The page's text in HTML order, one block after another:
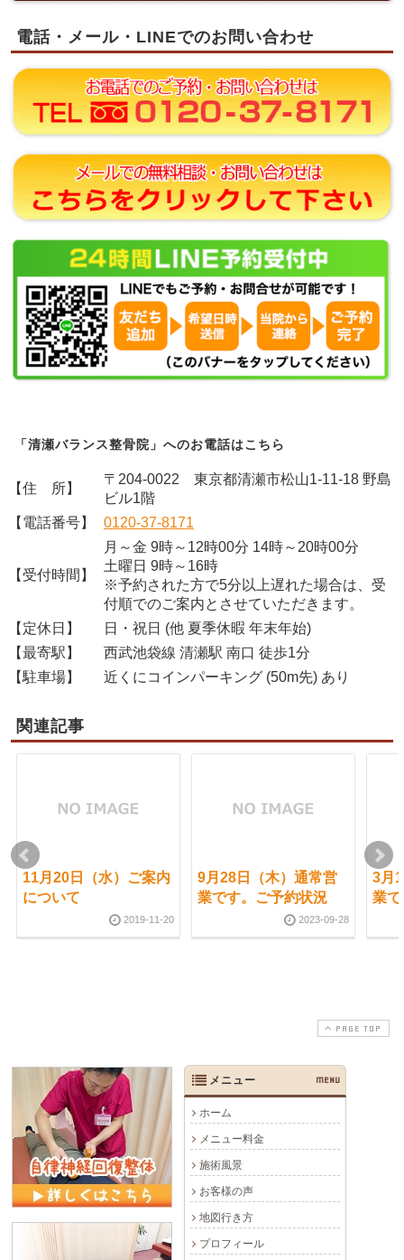
電話・メール・LINEでのお問い合わせ
「清瀬バランス整骨院」へのお電話はこちら
【住 所】
〒204-0022 東京都清瀬市松山1-11-18 野島
ビル1階
【電話番号】
0120-37-8171
【受付時間】
月～金 9時～12時00分 14時～20時00分
土曜日 9時～16時
※予約された方で5分以上遅れた場合は、受
付順でのご案内とさせていただきます。
【定休日】
日・祝日 (他 夏季休暇 年末年始)
【最寄駅】
西武池袋線 清瀬駅 南口 徒歩1分
【駐車場】
近くにコインパーキング (50m先) あり
関連記事
11月20日（水）ご案内
について
2019-11-20
9月28日（木）通常営
業です。ご予約状況
2023-09-28
3月
業
PAGE TOP
メニュー MENU
ホーム
メニュー料金
施術風景
お客様の声
地図行き方
プロフィール